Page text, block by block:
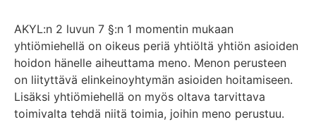
AKYL:n 2 luvun 7 §:n 1 momentin mukaan
yhtiömiehellä on oikeus periä yhtiöltä yhtiön asioiden
hoidon hänelle aiheuttama meno. Menon perusteen
on liityttävä elinkeinoyhtymän asioiden hoitamiseen.
Lisäksi yhtiömiehellä on myös oltava tarvittava
toimivalta tehdä niitä toimia, joihin meno perustuu.